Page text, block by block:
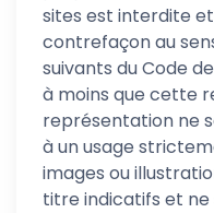
sites est interdite
contrefaçon au
suivants du Code
à moins que cette
représentation ne
à un usage
images ou
titre indicatifs et